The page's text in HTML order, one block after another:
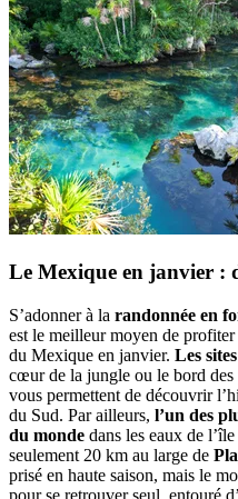
Le Mexique en janvier :
S’adonner à la randonnée en
est le meilleur moyen de
du Mexique en janvier. Les
cœur de la jungle ou le bord des
vous permettent de découvrir
du Sud. Par ailleurs, l’un des
du monde dans les eaux de l’île
seulement 20 km au large de
prisé en haute saison, mais le
pour se retrouver seul, entouré